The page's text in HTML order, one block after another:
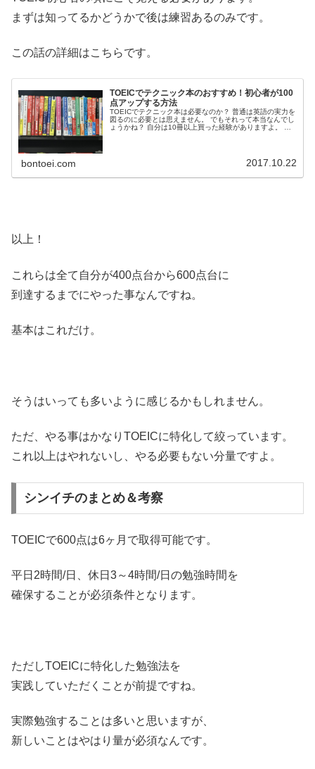
まずは知ってるかどうかで後は練習あるのみです。
この話の詳細はこちらです。
TOEICでテクニック本のおすすめ！初心者が100
点アップする方法
TOEICでテクニック本は必要なのか？ 普通は英語の実力を
図るのに必要とは思えません。 でもそれって本当なんでし
ょうかね？ 自分は10冊以上買った経験がありますよ。 そ
bontoei.com 2017.10.22
以上！
これらは全て自分が400点台から600点台に
到達するまでにやった事なんですね。
基本はこれだけ。
そうはいっても多いように感じるかもしれません。
ただ、やる事はかなりTOEICに特化して絞っています。
これ以上はやれないし、やる必要もない分量ですよ。
シンイチのまとめ＆考察
TOEICで600点は6ヶ月で取得可能です。
平日2時間/日、休日3～4時間/日の勉強時間を
確保することが必須条件となります。
ただしTOEICに特化した勉強法を
実践していただくことが前提ですね。
実際勉強することは多いと思いますが、
新しいことはやはり量が必須なんです。